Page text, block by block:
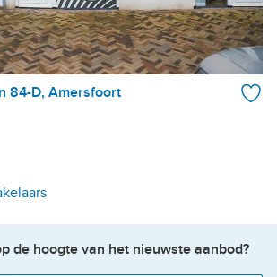
84-D, Amersfoort
de hoogte van het nieuwste aanbod?